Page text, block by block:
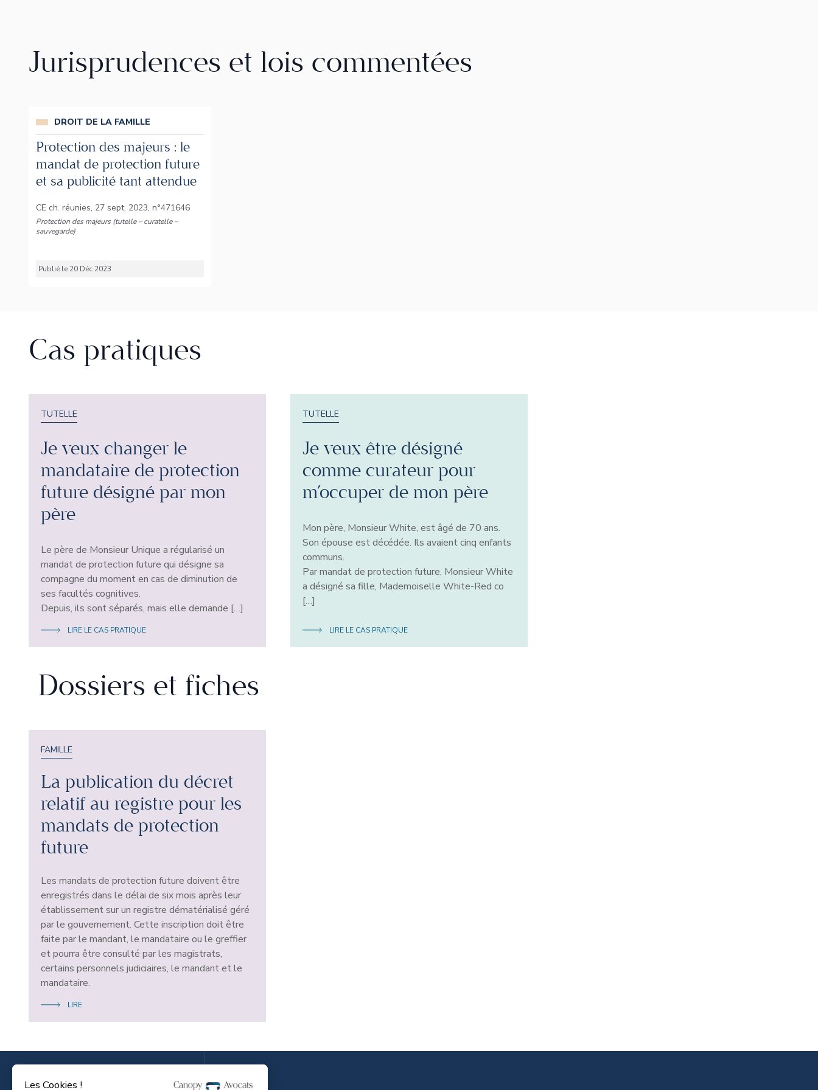
Jurisprudences et lois commentées
DROIT DE LA FAMILLE
Protection des majeurs : le
mandat de protection future
et sa publicité tant attendue
CE ch. réunies, 27 sept. 2023, n°471646
Protection des majeurs (tutelle – curatelle –
sauvegarde)
Publié le 20 Déc 2023
Cas pratiques
TUTELLE
Je veux changer le
mandataire de protection
future désigné par mon
père
Le père de Monsieur Unique a régularisé un
mandat de protection future qui désigne sa
compagne du moment en cas de diminution de
ses facultés cognitives.
Depuis, ils sont séparés, mais elle demande […]
LIRE LE CAS PRATIQUE
TUTELLE
Je veux être désigné
comme curateur pour
m’occuper de mon père
Mon père, Monsieur White, est âgé de 70 ans.
Son épouse est décédée. Ils avaient cinq enfants
communs.
Par mandat de protection future, Monsieur White
a désigné sa fille, Mademoiselle White-Red co
[…]
LIRE LE CAS PRATIQUE
Dossiers et fiches
FAMILLE
La publication du décret
relatif au registre pour les
mandats de protection
future
Les mandats de protection future doivent être
enregistrés dans le délai de six mois après leur
établissement sur un registre dématérialisé géré
par le gouvernement. Cette inscription doit être
faite par le mandant, le mandataire ou le greffier
et pourra être consulté par les magistrats,
certains personnels judiciaires, le mandant et le
mandataire.
LIRE